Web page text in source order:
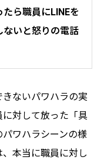
ら職員にLINEを
ないと怒りの電話
ないパワハラの実
対して放った「具
ワハラシーンの様
本当に職員に対し